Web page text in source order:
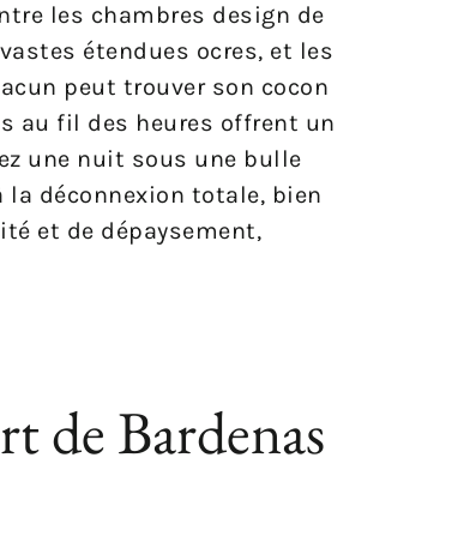
les chambres design de
étendues ocres, et les
peut trouver son cocon
au fil des heures offrent un
une nuit sous une bulle
déconnexion totale, bien
et de dépaysement,
de Bardenas